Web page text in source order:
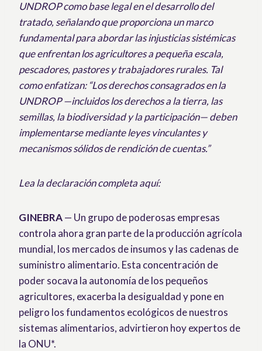
UNDROP como base legal en el desarrollo del
tratado, señalando que proporciona un marco
fundamental para abordar las injusticias sistémicas
que enfrentan los agricultores a pequeña escala,
pescadores, pastores y trabajadores rurales. Tal
como enfatizan: “Los derechos consagrados en la
UNDROP —incluidos los derechos a la tierra, las
semillas, la biodiversidad y la participación— deben
implementarse mediante leyes vinculantes y
mecanismos sólidos de rendición de cuentas.”
Lea la declaración completa aquí:
GINEBRA— Un grupo de poderosas empresas
controla ahora gran parte de la producción agrícola
mundial, los mercados de insumos y las cadenas de
suministro alimentario. Esta concentración de
poder socava la autonomía de los pequeños
agricultores, exacerba la desigualdad y pone en
peligro los fundamentos ecológicos de nuestros
sistemas alimentarios, advirtieron hoy expertos de
la ONU*.